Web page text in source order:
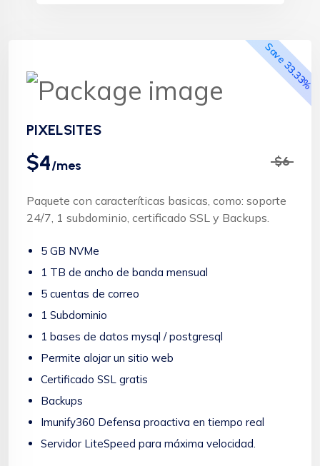
Save 33.33%
Más Popular
PIXELSITES
$4/mes $6
Paquete con caracteríticas basicas, como: soporte
24/7, 1 subdominio, certificado SSL y Backups.
5 GB NVMe
1 TB de ancho de banda mensual
5 cuentas de correo
1 Subdominio
1 bases de datos mysql / postgresql
Permite alojar un sitio web
Certificado SSL gratis
Backups
Imunify360 Defensa proactiva en tiempo real
Servidor LiteSpeed para máxima velocidad.